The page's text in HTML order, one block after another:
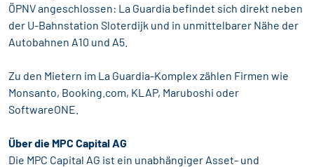
ÖPNV angeschlossen: La Guardia befindet sich direkt neben
der U-Bahnstation Sloterdijk und in unmittelbarer Nähe der
Autobahnen A10 und A5.
Zu den Mietern im La Guardia-Komplex zählen Firmen wie
Monsanto, Booking.com, KLAP, Maruboshi oder
SoftwareONE.
Über die MPC Capital AG
Die MPC Capital AG ist ein unabhängiger Asset- und